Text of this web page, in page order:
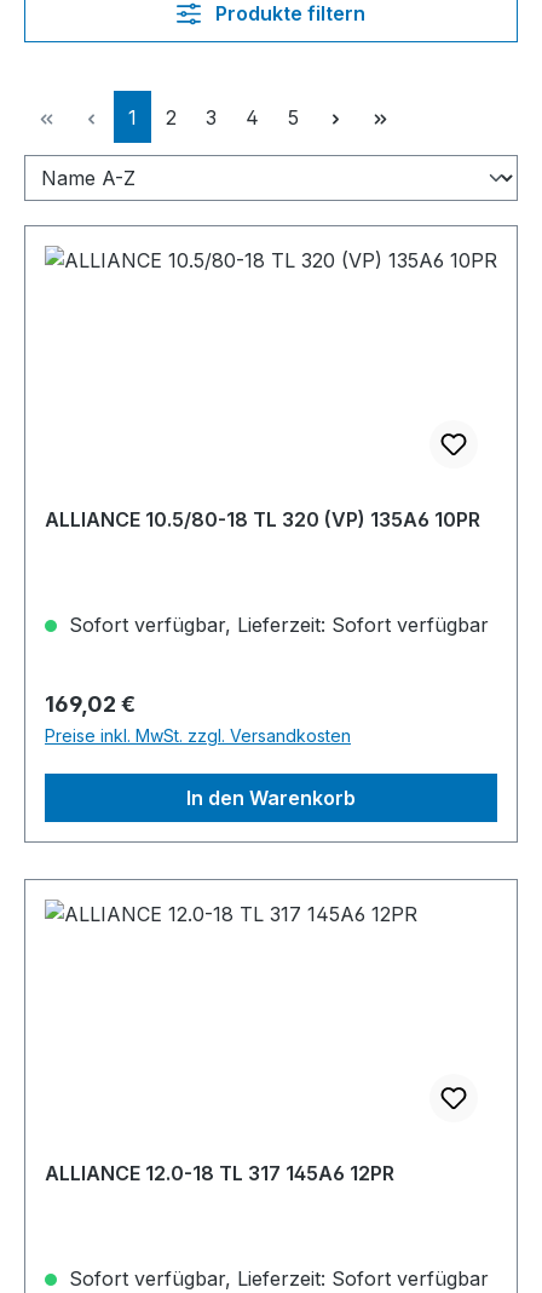
Produkte filtern
Seite
1 Seite
2 Seite
3 Seite
4 Seite
5
ALLIANCE 10.5/80-18 TL 320 (VP) 135A6 10PR
Sofort verfügbar, Lieferzeit: Sofort verfügbar
Regulärer Preis:
169,02 €
Preise inkl. MwSt. zzgl. Versandkosten
In den Warenkorb
ALLIANCE 12.0-18 TL 317 145A6 12PR
Sofort verfügbar, Lieferzeit: Sofort verfügbar